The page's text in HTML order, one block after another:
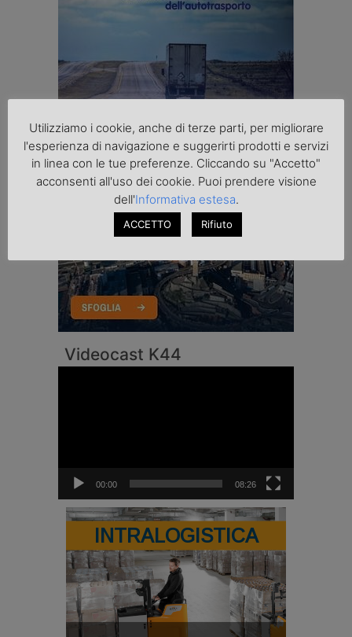
Videocast K44
00:00 08:26
INTRALOGISTICA
Utilizziamo i cookie, anche di terze parti, per migliorare
l'esperienza di navigazione e suggerirti prodotti e servizi
in linea con le tue preferenze. Cliccando su "Accetto"
acconsenti all'uso dei cookie. Puoi prendere visione
dell'Informativa estesa.
ACCETTO Rifiuto